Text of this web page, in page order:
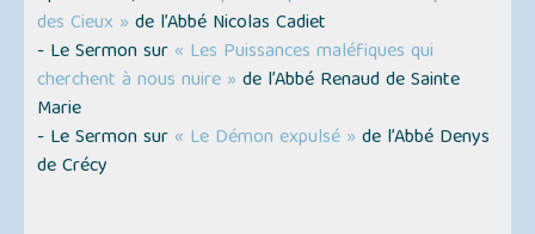
des Cieux » de l’Abbé Nicolas Cadiet
- Le Sermon sur « Les Puissances maléfiques qui
cherchent à nous nuire » de l’Abbé Renaud de Sainte
Marie
- Le Sermon sur « Le Démon expulsé » de l’Abbé Denys
de Crécy